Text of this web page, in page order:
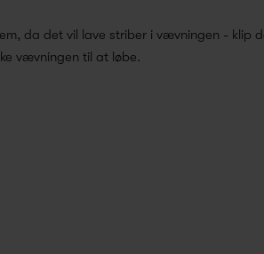
da det vil lave striber i vævningen - klip
vævningen til at løbe.